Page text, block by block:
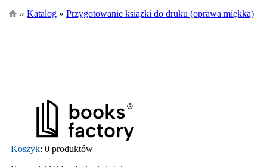
» Katalog » Przygotowanie książki do druku (oprawa miękka)
Koszyk: 0 produktów